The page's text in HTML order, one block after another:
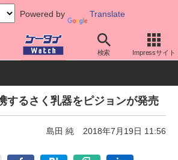
Powered by Translate
検索 Impressサイト
術/その他 IoT
するさく乳器をピジョンが発売
島田 純 2018年7月19日 11:56